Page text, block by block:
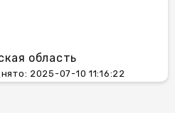
область
2025-07-10 11:16:22